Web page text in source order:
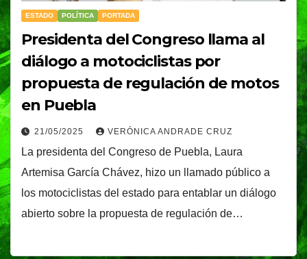
ESTADO POLÍTICA PORTADA
Presidenta del Congreso llama al
diálogo a motociclistas por
propuesta de regulación de motos
en Puebla
21/05/2025 VERÓNICA ANDRADE CRUZ
La presidenta del Congreso de Puebla, Laura
Artemisa García Chávez, hizo un llamado público a
los motociclistas del estado para entablar un diálogo
abierto sobre la propuesta de regulación de…